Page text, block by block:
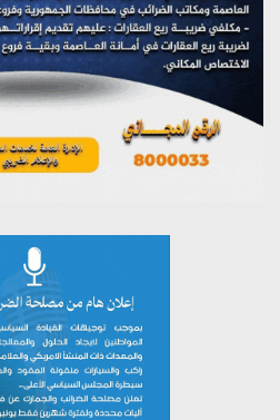
تستمعون لبرنامج (مع السيد القائد)
يوليو 26, 2026